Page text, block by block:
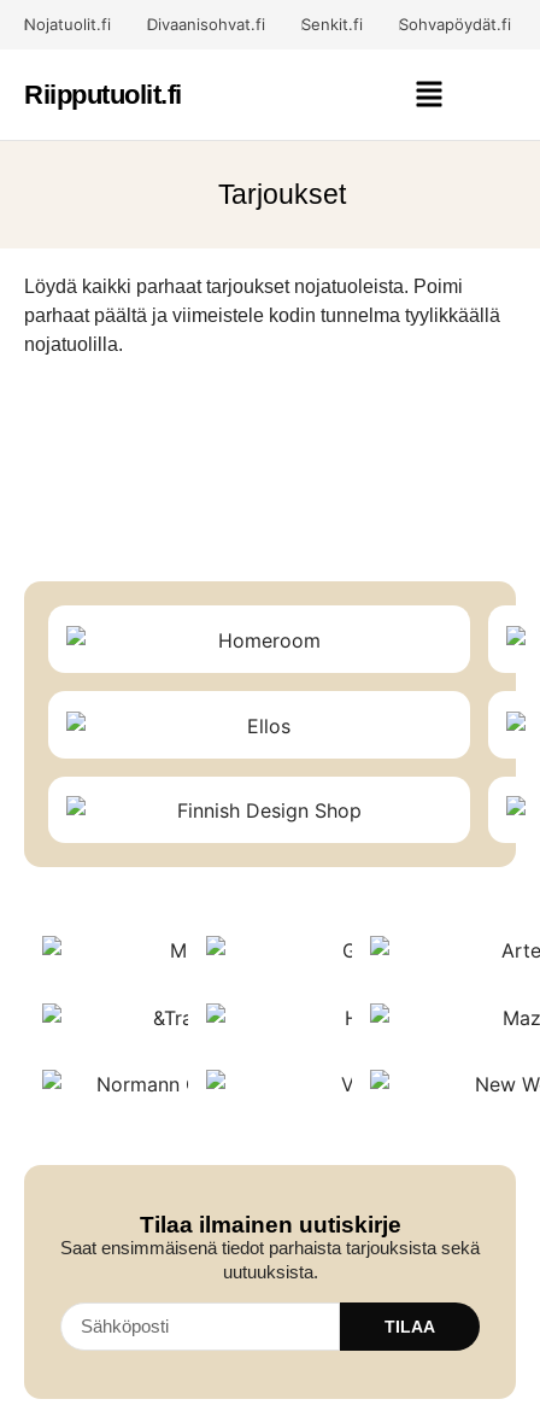
Nojatuolit.fi Divaanisohvat.fi Senkit.fi Sohvapöydät.fi
Riipputuolit.fi
Tarjoukset
Löydä kaikki parhaat tarjoukset nojatuoleista. Poimi
parhaat päältä ja viimeistele kodin tunnelma tyylikkäällä
nojatuolilla.
Tilaa ilmainen uutiskirje
Saat ensimmäisenä tiedot parhaista tarjouksista sekä
uutuuksista.
TILAA